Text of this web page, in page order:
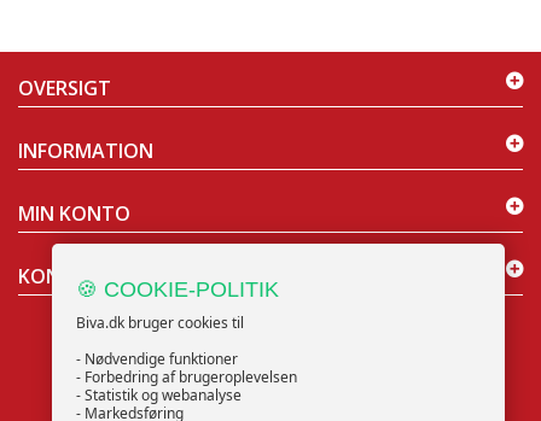
OVERSIGT
INFORMATION
MIN KONTO
KONTAKT OS
NYHEDSBREV
🍪 COOKIE-POLITIK
Biva.dk bruger cookies til
- Nødvendige funktioner
- Forbedring af brugeroplevelsen
- Statistik og webanalyse
- Markedsføring